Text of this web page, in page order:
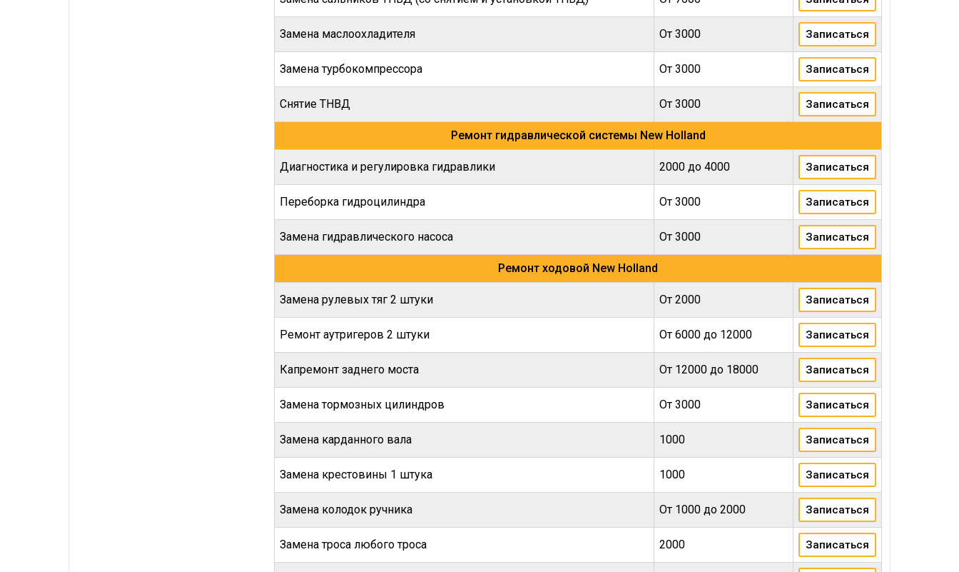
Замена маслоохладителя От 3000 Записаться
Замена турбокомпрессора От 3000 Записаться
Снятие ТНВД От 3000 Записаться
Ремонт гидравлической системы New Holland
Диагностика и регулировка гидравлики 2000 до 4000 Записаться
Переборка гидроцилиндра От 3000 Записаться
Замена гидравлического насоса От 3000 Записаться
Ремонт ходовой New Holland
Замена рулевых тяг 2 штуки От 2000 Записаться
Ремонт аутригеров 2 штуки От 6000 до 12000 Записаться
Капремонт заднего моста От 12000 до 18000 Записаться
Замена тормозных цилиндров От 3000 Записаться
Замена карданного вала 1000 Записаться
Замена крестовины 1 штука 1000 Записаться
Замена колодок ручника От 1000 до 2000 Записаться
Замена троса любого троса 2000 Записаться